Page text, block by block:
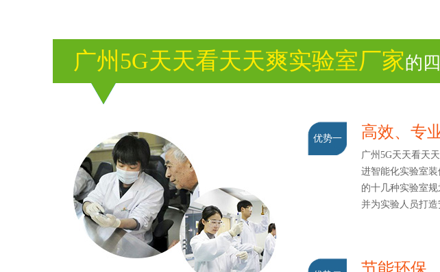
广州5G天天看天天爽实验室厂家的
优势一 高效、
广州5G天天看天
进智能化实验室装
的十几种实验室规
并为实验人员打造安